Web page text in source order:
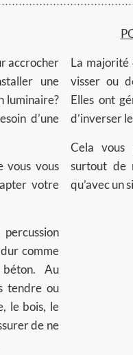
accrocher
une
luminaire?
d’une
vous vous
votre
comme
Au
tendre ou
le bois, le
de ne
La majorité
visser ou
Elles ont
d’inverser
Cela vous
surtout de
qu’avec un